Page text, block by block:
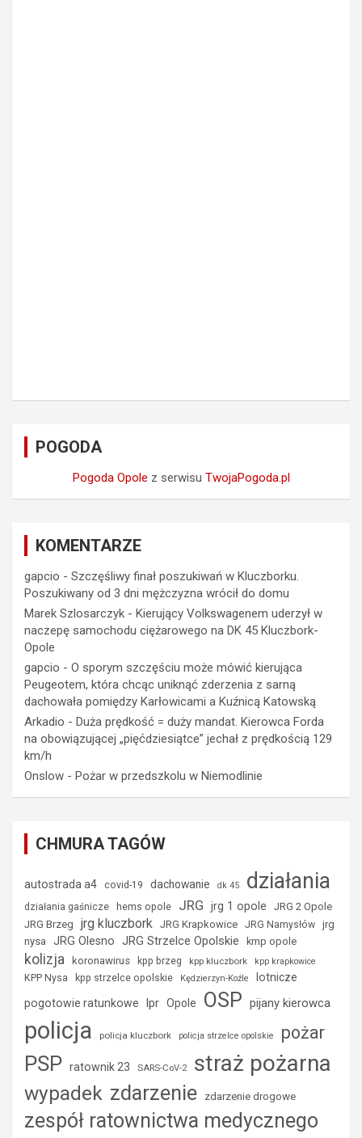
POGODA
Pogoda Opole z serwisu TwojaPogoda.pl
KOMENTARZE
gapcio - Szczęśliwy finał poszukiwań w Kluczborku.
Poszukiwany od 3 dni mężczyzna wrócił do domu
Marek Szlosarczyk - Kierujący Volkswagenem uderzył w
naczepę samochodu ciężarowego na DK 45 Kluczbork-
Opole
gapcio - O sporym szczęściu może mówić kierująca
Peugeotem, która chcąc uniknąć zderzenia z sarną
dachowała pomiędzy Karłowicami a Kuźnicą Katowską
Arkadio - Duża prędkość = duży mandat. Kierowca Forda
na obowiązującej „pięćdziesiątce” jechał z prędkością 129
km/h
Onslow - Pożar w przedszkolu w Niemodlinie
CHMURA TAGÓW
autostrada a4 covid-19 dachowanie dk 45 działania
działania gaśnicze hems opole JRG jrg 1 opole
JRG 2 Opole
JRG Brzeg
jrg kluczbork JRG Krapkowice JRG Namysłów
jrg
nysa
JRG Olesno JRG Strzelce Opolskie kmp opole
kolizja koronawirus kpp brzeg kpp kluczbork kpp krapkowice
KPP Nysa kpp strzelce opolskie Kędzierzyn-Koźle
lotnicze
pogotowie ratunkowe
lpr Opole OSP pijany kierowca
policja policja kluczbork policja strzelce opolskie pożar
PSP ratownik 23 SARS-CoV-2 straż pożarna
wypadek zdarzenie zdarzenie drogowe
zespół ratownictwa medycznego